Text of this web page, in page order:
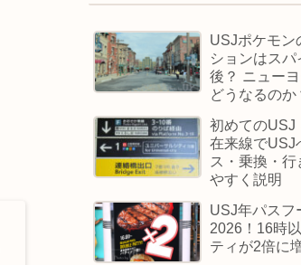
USJポケモン
ションはスパ
後？ ニュー
どうなるのか
初めてのUSJ
在来線でUSJ
ス・乗換・行
やすく説明
USJ年パスフ
2026！16時
ティが2倍に